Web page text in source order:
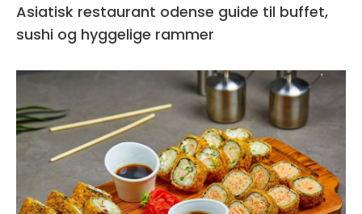
Asiatisk restaurant odense guide til buffet,
sushi og hyggelige rammer